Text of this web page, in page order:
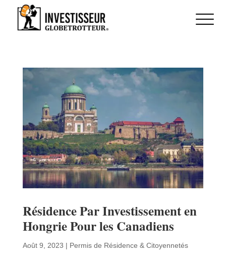
Résidence Par Investissement en
Hongrie Pour les Canadiens
Août 9, 2023 | Permis de Résidence & Citoyennetés